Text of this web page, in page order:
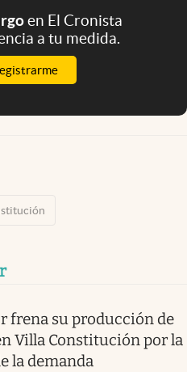
en El Cronista
a tu medida.
frena su producción de
Villa Constitución por la
la demanda